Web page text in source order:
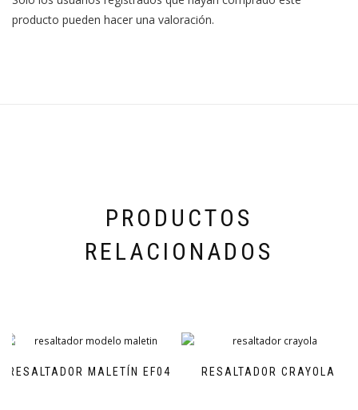
producto pueden hacer una valoración.
PRODUCTOS
RELACIONADOS
RESALTADOR MALETÍN EF04 RESALTADOR CRAYOLA